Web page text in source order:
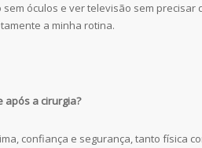
sem óculos e ver televisão sem precisar
a minha rotina.
após a cirurgia?
confiança e segurança, tanto física